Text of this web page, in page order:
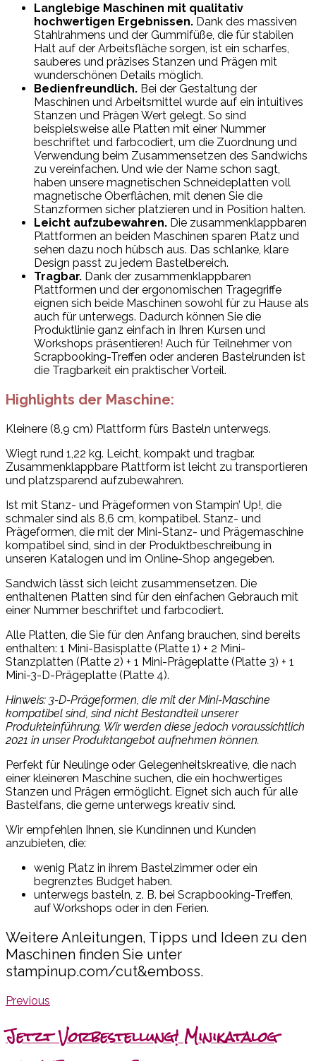
Langlebige Maschinen mit qualitativ
hochwertigen Ergebnissen. Dank des massiven
Stahlrahmens und der Gummifüße, die für stabilen
Halt auf der Arbeitsfläche sorgen, ist ein scharfes,
sauberes und präzises Stanzen und Prägen mit
wunderschönen Details möglich.
Bedienfreundlich. Bei der Gestaltung der
Maschinen und Arbeitsmittel wurde auf ein intuitives
Stanzen und Prägen Wert gelegt. So sind
beispielsweise alle Platten mit einer Nummer
beschriftet und farbcodiert, um die Zuordnung und
Verwendung beim Zusammensetzen des Sandwichs
zu vereinfachen. Und wie der Name schon sagt,
haben unsere magnetischen Schneideplatten voll
magnetische Oberflächen, mit denen Sie die
Stanzformen sicher platzieren und in Position halten.
Leicht aufzubewahren. Die zusammenklappbaren
Plattformen an beiden Maschinen sparen Platz und
sehen dazu noch hübsch aus. Das schlanke, klare
Design passt zu jedem Bastelbereich.
Tragbar. Dank der zusammenklappbaren
Plattformen und der ergonomischen Tragegriffe
eignen sich beide Maschinen sowohl für zu Hause als
auch für unterwegs. Dadurch können Sie die
Produktlinie ganz einfach in Ihren Kursen und
Workshops präsentieren! Auch für Teilnehmer von
Scrapbooking-Treffen oder anderen Bastelrunden ist
die Tragbarkeit ein praktischer Vorteil.
Highlights der Maschine:
Kleinere (8,9 cm) Plattform fürs Basteln unterwegs.
Wiegt rund 1,22 kg. Leicht, kompakt und tragbar.
Zusammenklappbare Plattform ist leicht zu transportieren
und platzsparend aufzubewahren.
Ist mit Stanz- und Prägeformen von Stampin’ Up!, die
schmaler sind als 8,6 cm, kompatibel. Stanz- und
Prägeformen, die mit der Mini-Stanz- und Prägemaschine
kompatibel sind, sind in der Produktbeschreibung in
unseren Katalogen und im Online-Shop angegeben.
Sandwich lässt sich leicht zusammensetzen. Die
enthaltenen Platten sind für den einfachen Gebrauch mit
einer Nummer beschriftet und farbcodiert.
Alle Platten, die Sie für den Anfang brauchen, sind bereits
enthalten: 1 Mini-Basisplatte (Platte 1) + 2 Mini-
Stanzplatten (Platte 2) + 1 Mini-Prägeplatte (Platte 3) + 1
Mini-3-D-Prägeplatte (Platte 4).
Hinweis: 3-D-Prägeformen, die mit der Mini-Maschine
kompatibel sind, sind nicht Bestandteil unserer
Produkteinführung. Wir werden diese jedoch voraussichtlich
2021 in unser Produktangebot aufnehmen können.
Perfekt für Neulinge oder Gelegenheitskreative, die nach
einer kleineren Maschine suchen, die ein hochwertiges
Stanzen und Prägen ermöglicht. Eignet sich auch für alle
Bastelfans, die gerne unterwegs kreativ sind.
Wir empfehlen Ihnen, sie Kundinnen und Kunden
anzubieten, die:
wenig Platz in ihrem Bastelzimmer oder ein
begrenztes Budget haben.
unterwegs basteln, z. B. bei Scrapbooking-Treffen,
auf Workshops oder in den Ferien.
Weitere Anleitungen, Tipps und Ideen zu den
Maschinen finden Sie unter
stampinup.com/cut&emboss.
Previous
Jetzt Vorbestellung! Minikatalog